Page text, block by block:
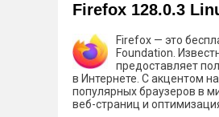
Firefox 128.0.3
Firefox — это
Foundation.
предоставляет
в Интернете. С акцентом
популярных браузеров в
веб-страниц и